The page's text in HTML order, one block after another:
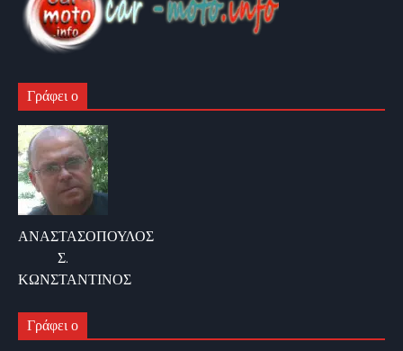
Γράφει ο
ΑΝΑΣΤΑΣΟΠΟΥΛΟΣ
Σ.
ΚΩΝΣΤΑΝΤΙΝΟΣ
Γράφει ο